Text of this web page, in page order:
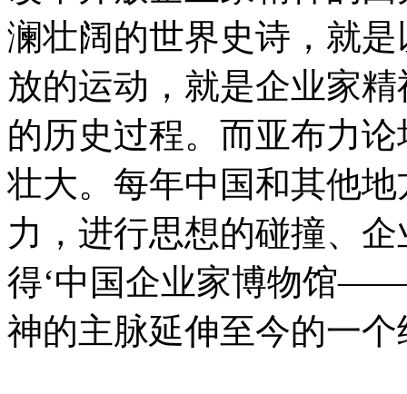
澜壮阔的世界史诗，就
放的运动，就是企业家
的历史过程。而亚布力
壮大。每年中国和其他
力，进行思想的碰撞、
得‘中国企业家博物馆
神的主脉延伸至今的一个